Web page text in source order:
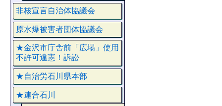
非核宣言自治体協議会
原水爆被害者団体協議会
★金沢市庁舎前「広場」使用
不許可違憲！訴訟
★自治労石川県本部
★連合石川